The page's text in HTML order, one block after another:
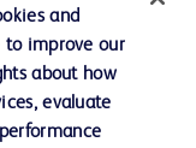
and
to improve our
about how
evaluate